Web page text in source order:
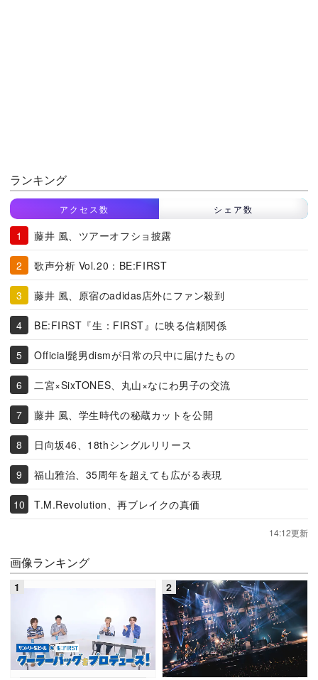
ランキング
アクセス数 シェア数
藤井 風、ツアーオフショ披露
歌声分析 Vol.20：BE:FIRST
藤井 風、原宿のadidas店外にファン殺到
BE:FIRST『生：FIRST』に映る信頼関係
Official髭男dismが日常の只中に届けたもの
二宮×SixTONES、丸山×なにわ男子の交流
藤井 風、学生時代の秘蔵カットを公開
日向坂46、18thシングルリリース
福山雅治、35周年を超えても広がる表現
T.M.Revolution、再ブレイクの真価
14:12更新
画像ランキング